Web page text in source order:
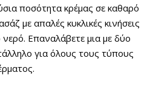
ποσότητα κρέμας σε καθαρό
με απαλές κυκλικές κινήσεις
Επαναλάβετε μια με δύο
για όλους τους τύπους